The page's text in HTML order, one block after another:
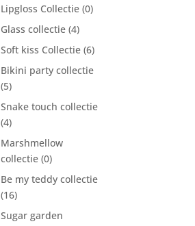
Lipgloss Collectie (0)
Glass collectie (4)
Soft kiss Collectie (6)
Bikini party collectie
(5)
Snake touch collectie
(4)
Marshmellow
collectie (0)
Be my teddy collectie
(16)
Sugar garden